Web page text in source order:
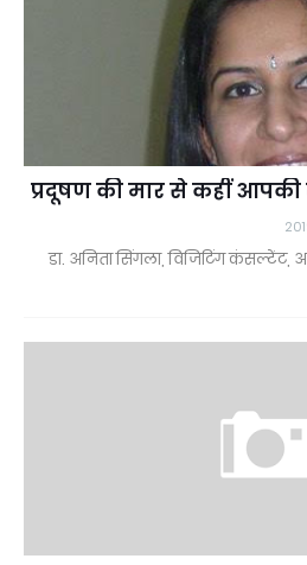
प्रदूषण की मार से कहीं आपकी
- डा. अनिता सिंगला, विजिटिंग कंसल्टेंट,